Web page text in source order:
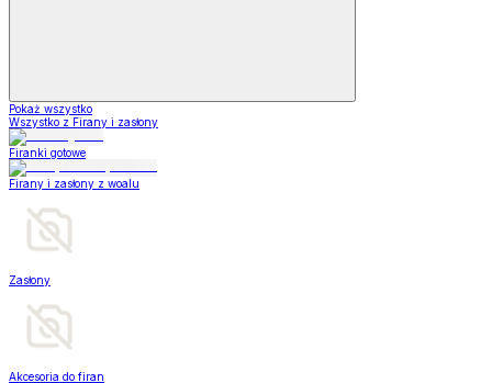
Pokaż wszystko
Wszystko z Firany i zasłony
Firanki gotowe
Firany i zasłony z woalu
Zasłony
Akcesoria do firan